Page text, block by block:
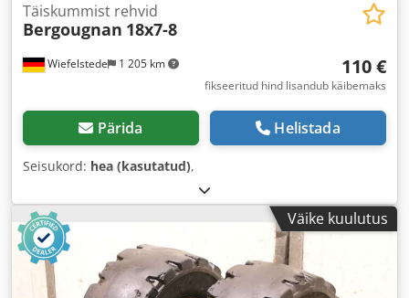
Wiefelstede 1 205 km
Täiskummist rehvid
Bergougnan 18x7-8
110 €
fikseeritud hind lisandub käibemaks
Pärida Helistada
Seisukord: hea (kasutatud),
Väike kuulutus